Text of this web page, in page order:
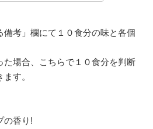
考」欄にて１０食分の味と各個
場合、こちらで１０食分を判断
す。
の香り!